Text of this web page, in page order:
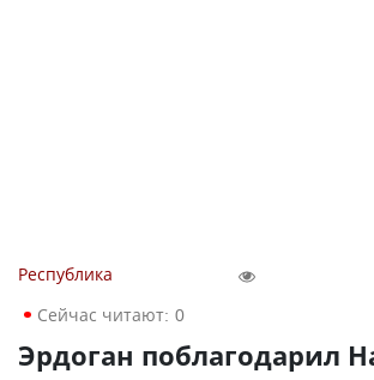
Республика
Сейчас читают: 0
Эрдоган поблагодарил